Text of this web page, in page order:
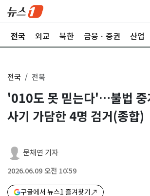
전국 외교 북한 금융ㆍ증권 산업
전국 전북
'010도 못 믿는다'…불법 중
사기 가담한 4명 검거(종합)
문채연 기자
2026.06.09 오전 10:59
구글에서 뉴스1 즐겨찾기